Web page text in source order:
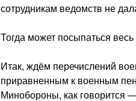
сотрудникам ведомств не
Тогда может посыпаться весь
Итак, ждём перечислений
приравненным к военным
Минобороны, как говорится